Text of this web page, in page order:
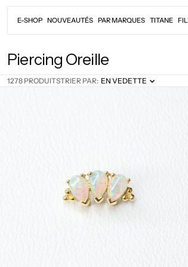
Passer
contenu
E-SHOP NOUVEAUTÉS PAR MARQUES TITANE
C
o
l
Piercing Oreille
1278 PRODUITSTRIER PAR: EN VEDETTE